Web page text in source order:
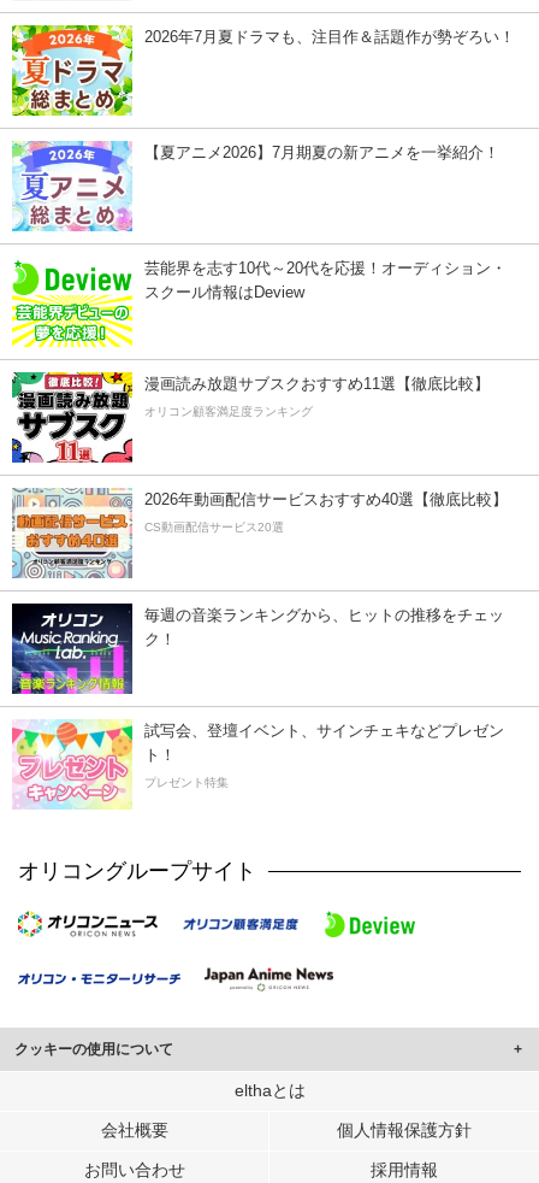
2026年7月夏ドラマも、注目作＆話題作が勢ぞろい！
【夏アニメ2026】7月期夏の新アニメを一挙紹介！
芸能界を志す10代～20代を応援！オーディション・
スクール情報はDeview
漫画読み放題サブスクおすすめ11選【徹底比較】
オリコン顧客満足度ランキング
2026年動画配信サービスおすすめ40選【徹底比較】
CS動画配信サービス20選
毎週の音楽ランキングから、ヒットの推移をチェッ
ク！
試写会、登壇イベント、サインチェキなどプレゼン
ト！
プレゼント特集
オリコングループサイト
クッキーの使用について
このサイトでは Cookie を使用して、ユーザーに合わせたコンテンツや広告の
行っています。
メディアや広告配信、データ解析の各パートナーに提供しています。
elthaとは
会社概要 個人情報保護方針
お問い合わせ 採用情報